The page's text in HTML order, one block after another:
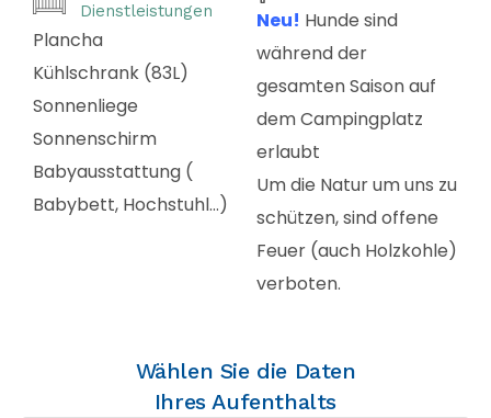
Dienstleistungen
Plancha
Kühlschrank (83L)
Sonnenliege
Sonnenschirm
Babyausstattung (
Babybett, Hochstuhl…)
Neu! Hunde sind
während der
gesamten Saison auf
dem Campingplatz
erlaubt
Um die Natur um uns zu
schützen, sind offene
Feuer (auch Holzkohle)
verboten.
Wählen Sie die Daten
Ihres Aufenthalts